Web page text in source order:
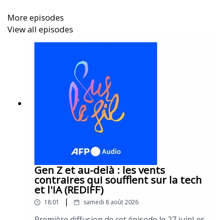
Sur le Fil est le podcast quotidien de l'AFP. Vous avez
des commentaires ? Ecrivez-nous à
podcast@afp.com. Vous pouvez aussi nous envoyer
une note vocale par Whatsapp au + 33 6 79 77 38
45. Si vous aimez, abonnez-vous, parlez de nous
autour de vous et laissez-nous plein d’étoiles sur
votre plateforme de podcasts préférée pour mieux
More episodes
View all episodes
Gen Z et au-delà : les vents
contraires qui soufflent sur la tech
et l'IA (REDIFF)
18:01 | samedi 8 août 2026